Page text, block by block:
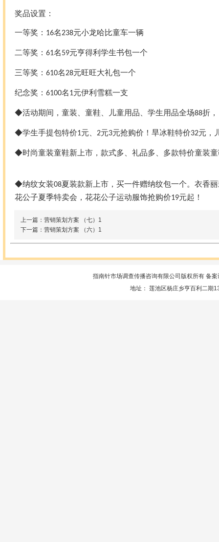
奖品设置：
一等奖： 16名238元小龙哈比童车一辆
二等奖： 61名59元亨得利学生书包一个
三等奖： 610名28元旺旺大礼包一个
纪念奖： 6100名1元伊利雪糕一支
◆活动期间，童装、童鞋、儿童用品、学生用品全场88折，
◆学生手提包特价1元、 2元3元抢购价！旱冰鞋特价32元
◆时尚童装童鞋新上市，款式多、礼品多、多款特价童装
◆纳纹女装08夏装款新上市，买一件赠纳纹包一个。衣
花公子夏季特卖会，花花公子运动服饰抢购价19元起
上一篇：营销策划方案 （七）1
下一篇：营销策划方案 （六）1
指南针市场调查传播咨询有限公司版权所有 备案
地址： 莲池区杨庄乡亨百利二